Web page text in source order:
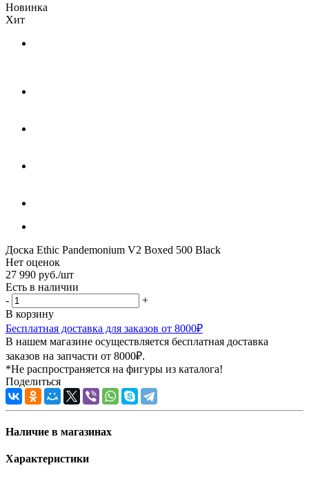
Новинка
Хит
Доска Ethic Pandemonium V2 Boxed 500 Black
Нет оценок
27 990 руб./шт
Есть в наличии
-
+
В корзину
Бесплатная доставка для заказов от 8000₽
В нашем магазине осуществляется бесплатная доставка
заказов на запчасти от 8000₽.
*Не распространяется на фигуры из каталога!
Поделиться
Наличие в магазинах
Характеристики